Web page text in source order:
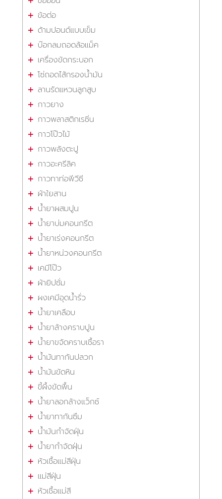
ข้อต่อ
ด้ามปอนด์แบบเข็ม
บ๊อกลมถอดล้อแม็ค
เครื่องขัดกระบอก
โซ่ถอดไส้กรองน้ำมัน
ลานรัดแหวนลูกสูบ
กาวยาง
กาวพลาสติกเรซิ่น
กาวโป๊วไม้
กาวพลังตะปู
กาวอะครีลิค
กาวทาท่อพีวีซี
ผ้าใยสาน
น้ำยาผสมปูน
น้ำยาบ่มคอนกรีต
น้ำยาเร่งคอนกรีต
น้ำยาหน่วงคอนกรีต
เคมีโป๊ว
ผ้ายิปซั่ม
ผงเคมีอุดน้ำรั่ว
น้ำยาเคลือบ
น้ำยาล้างคราบปูน
น้ำยาขจัดคราบเชื้อรา
น้ำมันทากันปลวก
น้ำมันขัดหิน
ขี้ผึ้งขัดพื้น
น้ำยาลอกล้างแว็กซ์
น้ำยาทากันซึม
น้ำมันกำจัดฝุ่น
น้ำยากำจัดฝุ่น
หัวเชื้อแม่สีฝุ่น
แม่สีฝุ่น
หัวเชื้อแม่สี